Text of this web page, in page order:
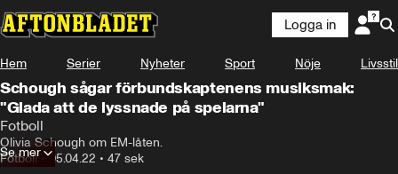
Logga in
Hem Serier Nyheter Sport Nöje Livsstil
Schough sågar förbundskaptenens musiksmak:
"Glada att de lyssnade på spelarna"
Fotboll
Olivia Schough om EM-låten.
Fotboll•05.04.22 • 47 sek
Se mer